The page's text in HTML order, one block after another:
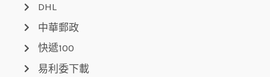
DHL
中華郵政
快遞100
易利委下載